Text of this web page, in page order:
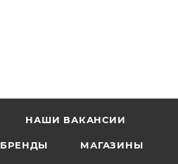
НАШИ ВАКАНСИИ
БРЕНДЫ МАГАЗИНЫ